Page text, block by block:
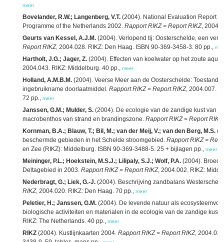
meer
Bovelander, R.W.; Langenberg, V.T. (2004). National Evaluation Report
Programme of the Netherlands 2002. Rapport RIKZ = Report RIKZ,
Geurts van Kessel, A.J.M. (2004). Verlopend tij: Oosterschelde, een
Report RIKZ, 2004.028. RIKZ: Den Haag. ISBN 90-369-3458-3. 80 pp.,
Hartholt, J.G.; Jager, Z. (2004). Effecten van koelwater op het zoute
2004.043. RIKZ: Middelburg. 40 pp., meer
Holland, A.M.B.M. (2004). Veerse Meer aan de Oosterschelde: Toestand
ingebruikname doorlaatmiddel. Rapport RIKZ = Report RIKZ, 2004.007.
72 pp., meer
Janssen, G.M.; Mulder, S. (2004). De ecologie van de zandige kust van
macrobenthos van strand en brandingszone. Rapport RIKZ = Report RIKZ
Kornman, B.A.; Blauw, T.; Bil, M.; van der Meij, V.; van den Berg, M.S.
beschermde gebieden in het Schelde stroomgebied. Rapport RIKZ =
en Zee (RIKZ): Middelburg. ISBN 90-369-3488-5. 25 + bijlagen pp., meer
Meininger, P.L.; Hoekstein, M.S.J.; Lilipaly, S.J.; Wolf, P.A. (2004).
Deltagebied in 2003. Rapport RIKZ = Report RIKZ, 2004.002. RIKZ:
Nederbragt, G.; Liek, G.-J. (2004). Beschrijving zandbalans
RIKZ, 2004.020. RIKZ: Den Haag. 70 pp., meer
Peletier, H.; Janssen, G.M. (2004). De levende natuur als
biologische activiteiten en materialen in de ecologie van de zandige kust.
RIKZ: The Netherlands. 40 pp., meer
RIKZ (2004). Kustlijnkaarten 2004. Rapport RIKZ = Report RIKZ,